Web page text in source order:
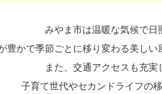
みやま市は温暖な気候で日
豊かで季節ごとに移り変わる美し
また、交通アクセスも充実
子育て世代やセカンドライフの